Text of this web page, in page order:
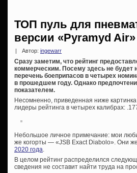
ТОП пуль для
версии «Pyramyd Air»
Автор: ingewarr
Сразу заметим, что рейтинг
коммерческим. Посему здесь не будет
перечень боеприпасов в четырех
в прошедшем году. Однако
показателем.
Несомненно, приведенная ниже
лидеры рейтинга в четырех калибрах:
Небольшое личное примечание: мои
же когорты — «JSB Exact Diabolo». Они
2020 года.
В целом рейтинг распределился
сведения не составит найти труда на